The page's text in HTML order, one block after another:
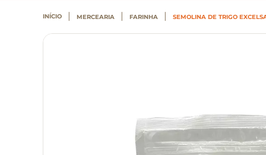
MERCEARIA FARINHA SEMOLINA DE TRIGO